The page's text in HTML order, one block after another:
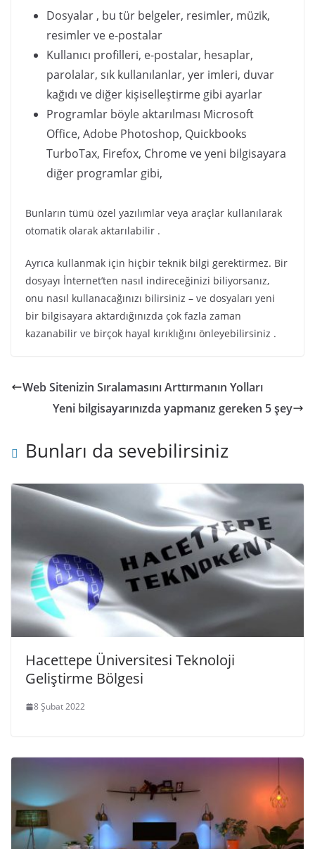
Dosyalar , bu tür belgeler, resimler, müzik,
resimler ve e-postalar
Kullanıcı profilleri, e-postalar, hesaplar,
parolalar, sık kullanılanlar, yer imleri, duvar
kağıdı ve diğer kişiselleştirme gibi ayarlar
Programlar böyle aktarılması Microsoft
Office, Adobe Photoshop, Quickbooks
TurboTax, Firefox, Chrome ve yeni bilgisayara
diğer programlar gibi,
Bunların tümü özel yazılımlar veya araçlar kullanılarak
otomatik olarak aktarılabilir .
Ayrıca kullanmak için hiçbir teknik bilgi gerektirmez. Bir
dosyayı İnternet’ten nasıl indireceğinizi biliyorsanız,
onu nasıl kullanacağınızı bilirsiniz – ve dosyaları yeni
bir bilgisayara aktardığınızda çok fazla zaman
kazanabilir ve birçok hayal kırıklığını önleyebilirsiniz .
Web Sitenizin Sıralamasını Arttırmanın Yolları
Yeni bilgisayarınızda yapmanız gereken 5 şey
Bunları da sevebilirsiniz
Hacettepe Üniversitesi Teknoloji
Geliştirme Bölgesi
8 Şubat 2022